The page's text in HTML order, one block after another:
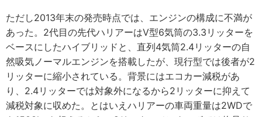
ただし2013年末の発売時点では、エンジンの構成に不満が
あった。2代目の先代ハリアーはV型6気筒の3.3リッターを
ベースにしたハイブリッドと、直列4気筒2.4リッターの自
然吸気ノーマルエンジンを搭載したが、現行型では後者が2
リッターに縮小されている。背景にはエコカー減税があ
り、2.4リッターでは対象外になるから2リッターに抑えて
減税対象に収めた。とはいえハリアーの車両重量は2WDで